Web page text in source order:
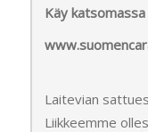
Käy
Laitevian
Liikkeemme